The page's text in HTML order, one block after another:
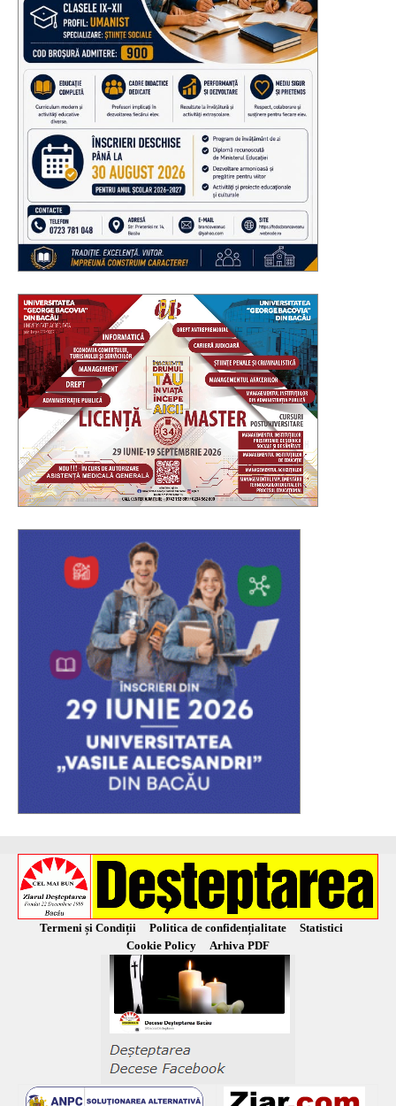
Termeni și Condiții Politica de confidențialitate
Statistici
Cookie Policy
Arhiva PDF